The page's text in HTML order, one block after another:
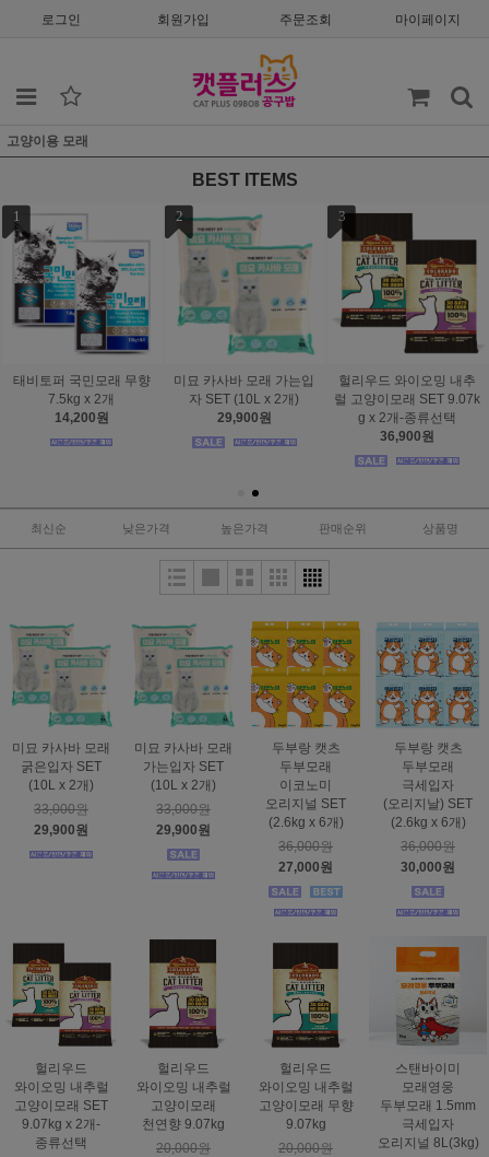
로그인 회원가입 주문조회 마이페이지
고양이용 모래
BEST ITEMS
스탠바이미 모래영웅 두
부모래 1.5mm 극세입자
녹차 8L(3kg) x 5개
24,900원
최신순 낮은가격 높은가격 판매순위 상품명
미묘 카사바 모래
굵은입자 SET
(10L x 2개)
33,000원
29,900원
미묘 카사바 모래
가는입자 SET
(10L x 2개)
33,000원
29,900원
두부랑 캣츠
두부모래
이코노미
오리지널 SET
(2.6kg x 6개)
36,000원
27,000원
두부랑 캣츠
두부모래
극세입자
(오리지날) SET
(2.6kg x 6개)
36,000원
30,000원
헐리우드
와이오밍 내추럴
고양이모래 SET
9.07kg x 2개-
종류선택
헐리우드
와이오밍 내추럴
고양이모래
천연향 9.07kg
20,000원
헐리우드
와이오밍 내추럴
고양이모래 무향
9.07kg
20,000원
스탠바이미
모래영웅
두부모래 1.5mm
극세입자
오리지널 8L(3kg)